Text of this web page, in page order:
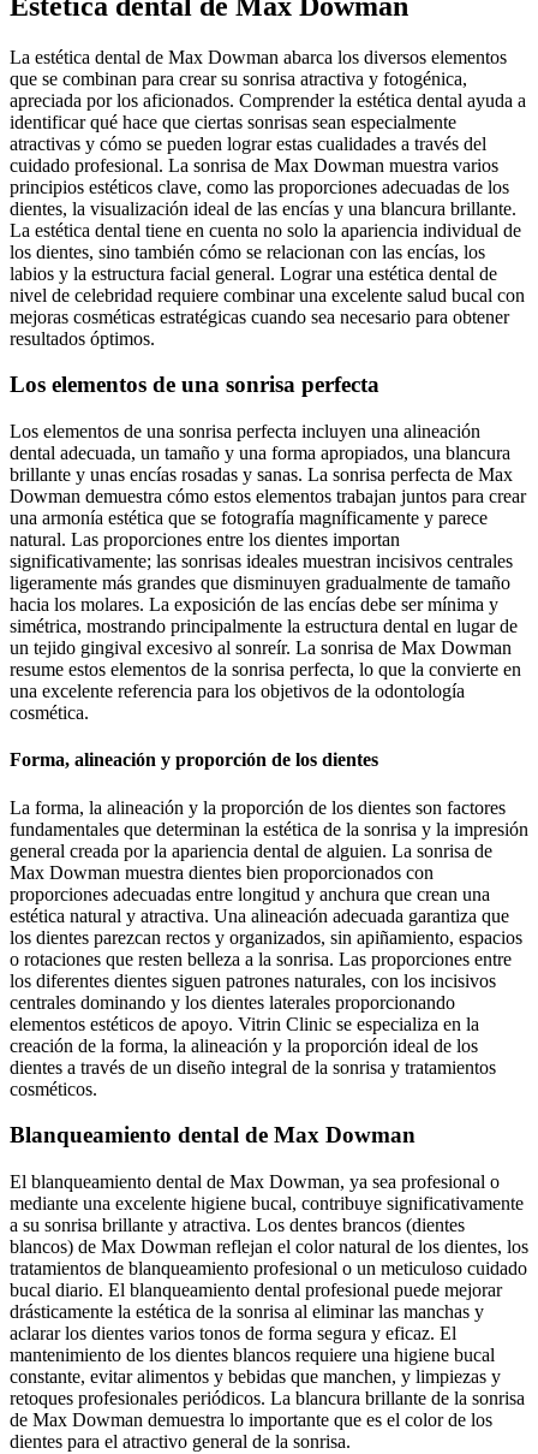
La estética dental de Max Dowman abarca los diversos elementos
que se combinan para crear su sonrisa atractiva y fotogénica,
apreciada por los aficionados. Comprender la estética dental ayuda a
identificar qué hace que ciertas sonrisas sean especialmente
atractivas y cómo se pueden lograr estas cualidades a través del
cuidado profesional. La sonrisa de Max Dowman muestra varios
principios estéticos clave, como las proporciones adecuadas de los
dientes, la visualización ideal de las encías y una blancura brillante.
La estética dental tiene en cuenta no solo la apariencia individual de
los dientes, sino también cómo se relacionan con las encías, los
labios y la estructura facial general. Lograr una estética dental de
nivel de celebridad requiere combinar una excelente salud bucal con
mejoras cosméticas estratégicas cuando sea necesario para obtener
resultados óptimos.
Los elementos de una sonrisa perfecta
Los elementos de una sonrisa perfecta incluyen una alineación
dental adecuada, un tamaño y una forma apropiados, una blancura
brillante y unas encías rosadas y sanas. La sonrisa perfecta de Max
Dowman demuestra cómo estos elementos trabajan juntos para crear
una armonía estética que se fotografía magníficamente y parece
natural. Las proporciones entre los dientes importan
significativamente; las sonrisas ideales muestran incisivos centrales
ligeramente más grandes que disminuyen gradualmente de tamaño
hacia los molares. La exposición de las encías debe ser mínima y
simétrica, mostrando principalmente la estructura dental en lugar de
un tejido gingival excesivo al sonreír. La sonrisa de Max Dowman
resume estos elementos de la sonrisa perfecta, lo que la convierte en
una excelente referencia para los objetivos de la odontología
cosmética.
Forma, alineación y proporción de los dientes
La forma, la alineación y la proporción de los dientes son factores
fundamentales que determinan la estética de la sonrisa y la impresión
general creada por la apariencia dental de alguien. La sonrisa de
Max Dowman muestra dientes bien proporcionados con
proporciones adecuadas entre longitud y anchura que crean una
estética natural y atractiva. Una alineación adecuada garantiza que
los dientes parezcan rectos y organizados, sin apiñamiento, espacios
o rotaciones que resten belleza a la sonrisa. Las proporciones entre
los diferentes dientes siguen patrones naturales, con los incisivos
centrales dominando y los dientes laterales proporcionando
elementos estéticos de apoyo. Vitrin Clinic se especializa en la
creación de la forma, la alineación y la proporción ideal de los
dientes a través de un diseño integral de la sonrisa y tratamientos
cosméticos.
Blanqueamiento dental de Max Dowman
El blanqueamiento dental de Max Dowman, ya sea profesional o
mediante una excelente higiene bucal, contribuye significativamente
a su sonrisa brillante y atractiva. Los dentes brancos (dientes
blancos) de Max Dowman reflejan el color natural de los dientes, los
tratamientos de blanqueamiento profesional o un meticuloso cuidado
bucal diario. El blanqueamiento dental profesional puede mejorar
drásticamente la estética de la sonrisa al eliminar las manchas y
aclarar los dientes varios tonos de forma segura y eficaz. El
mantenimiento de los dientes blancos requiere una higiene bucal
constante, evitar alimentos y bebidas que manchen, y limpiezas y
retoques profesionales periódicos. La blancura brillante de la sonrisa
de Max Dowman demuestra lo importante que es el color de los
dientes para el atractivo general de la sonrisa.